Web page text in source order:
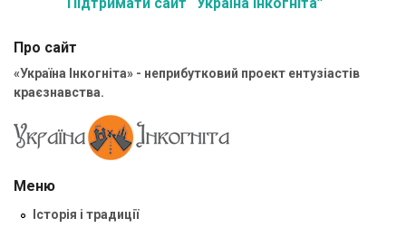
Підтримати сайт “Україна Інкогніта”
Про сайт
«Україна Інкогніта» - неприбутковий проект ентузіастів
краєзнавства.
Меню
Історія і традиції